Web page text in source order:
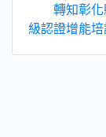
轉知彰
級認證增能培